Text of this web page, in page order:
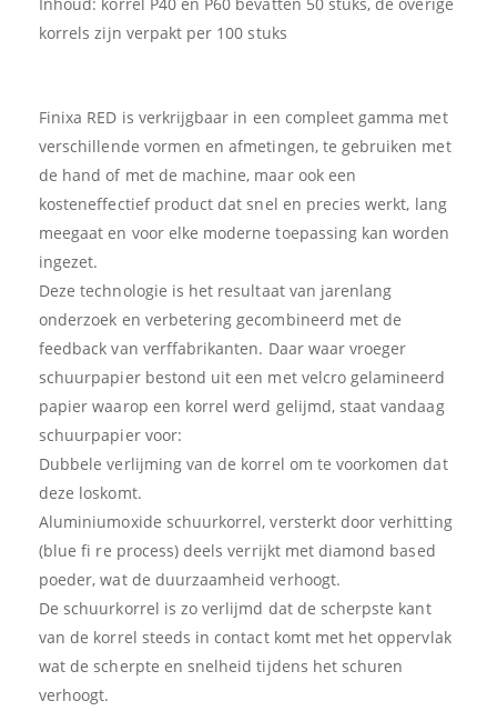
korrels zijn verpakt per 100 stuks
Finixa RED is verkrijgbaar in een compleet gamma met
verschillende vormen en afmetingen, te gebruiken met
de hand of met de machine, maar ook een
kosteneffectief product dat snel en precies werkt, lang
meegaat en voor elke moderne toepassing kan worden
ingezet.
Deze technologie is het resultaat van jarenlang
onderzoek en verbetering gecombineerd met de
feedback van verffabrikanten. Daar waar vroeger
schuurpapier bestond uit een met velcro gelamineerd
papier waarop een korrel werd gelijmd, staat vandaag
schuurpapier voor:
Dubbele verlijming van de korrel om te voorkomen dat
deze loskomt.
Aluminiumoxide schuurkorrel, versterkt door verhitting
(blue fi re process) deels verrijkt met diamond based
poeder, wat de duurzaamheid verhoogt.
De schuurkorrel is zo verlijmd dat de scherpste kant
van de korrel steeds in contact komt met het oppervlak
wat de scherpte en snelheid tijdens het schuren
verhoogt.